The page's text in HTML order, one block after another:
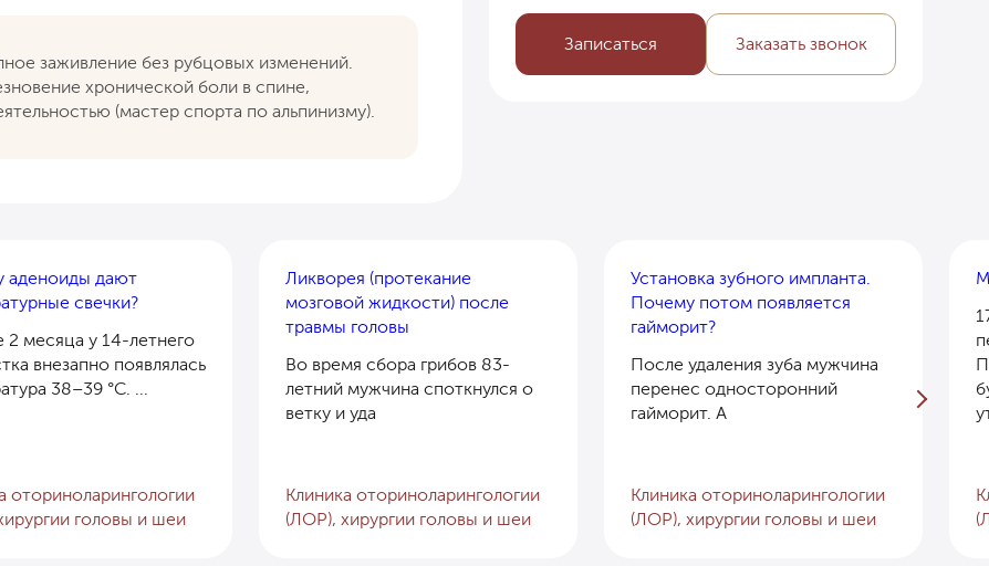
заживление без рубцовых изменений.
хронической боли в спине,
(мастер спорта по альпинизму).
Записаться Заказать звонок
аденоиды дают
свечки?
2 месяца у 14-летнего
внезапно появлялась
38–39 °C. ...
оториноларингологии
головы и шеи
Ликворея (протекание
мозговой жидкости) после
травмы головы
Во время сбора грибов 83-
летний мужчина споткнулся о
ветку и уда
Клиника оториноларингологии
(ЛОР), хирургии головы и шеи
Установка зубного импланта.
Почему потом появляется
гайморит?
После удаления зуба мужчина
перенес односторонний
гайморит. А
Клиника оториноларингологии
(ЛОР), хирургии головы и шеи